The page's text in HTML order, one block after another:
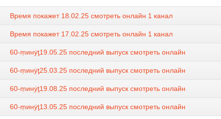
Время покажет 18.02.25 смотреть онлайн 1 канал
Время покажет 17.02.25 смотреть онлайн 1 канал
60-ṃинẏƫ19.05.25 последний выпуск смотреть онлайн
60-ṃинẏƫ25.03.25 последний выпуск смотреть онлайн
60-ṃинẏƫ19.08.25 последний выпуск смотреть онлайн
60-ṃинẏƫ13.05.25 последний выпуск смотреть онлайн